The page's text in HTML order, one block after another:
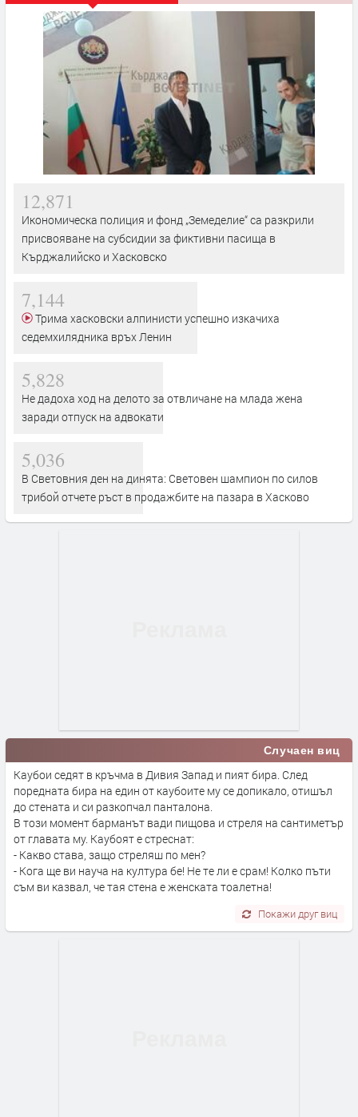
12,871
Икономическа полиция и фонд „Земеделие“ са разкрили
присвояване на субсидии за фиктивни пасища в
Кърджалийско и Хасковско
7,144
седемхилядника връх Ленин
5,828
Не дадоха ход на делото за отвличане на млада жена
заради отпуск на адвокати
5,036
В Световния ден на динята: Световен шампион по силов
трибой отчете ръст в продажбите на пазара в Хасково
Случаен виц
Каубои седят в кръчма в Дивия Запад и пият бира. След
поредната бира на един от каубоите му се допикало, отишъл
до стената и си разкопчал панталона.
В този момент барманът вади пищова и стреля на сантиметър
от главата му. Каубоят е стреснат:
- Какво става, защо стреляш по мен?
- Кога ще ви науча на култура бе! Не те ли е срам! Колко пъти
съм ви казвал, че тая стена е женската тоалетна!
Покажи друг виц